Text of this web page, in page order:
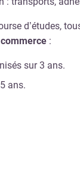
d’études,
:
sur 3 ans.
ans.